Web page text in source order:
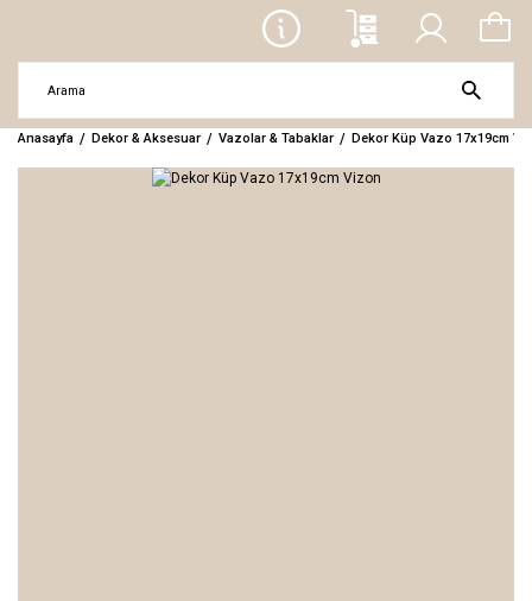
Anasayfa Dekor & Aksesuar Vazolar & Tabaklar Dekor Küp Vazo 17x19cm